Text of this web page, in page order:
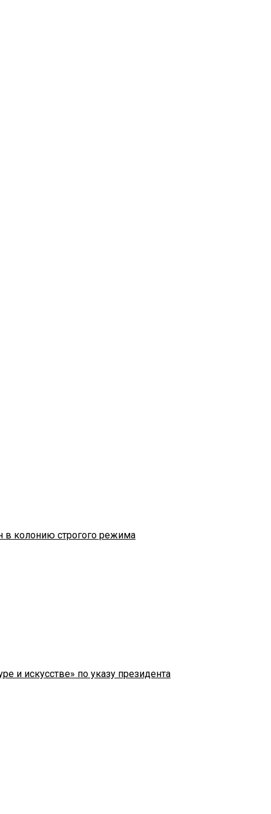
в колонию строгого режима
и искусстве» по указу президента